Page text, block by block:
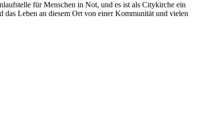
für Menschen in Not, und es ist als Citykirche ein
Leben an diesem Ort von einer Kommunität und vielen